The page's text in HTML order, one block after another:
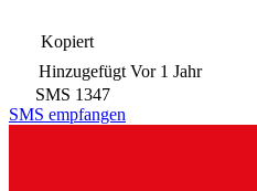
Kopiert
Hinzugefügt Vor 1 Jahr
SMS 1347
SMS empfangen